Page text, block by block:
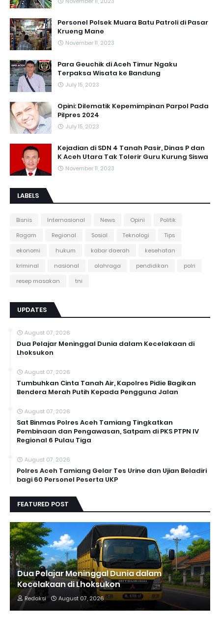
Personel Polsek Muara Batu Patroli di Pasar
Krueng Mane
November 11, 2023
Para Geuchik di Aceh Timur Ngaku
Terpaksa Wisata ke Bandung
July 15, 2023
Opini: Dilematik Kepemimpinan Parpol Pada
Pilpres 2024
July 15, 2023
Kejadian di SDN 4 Tanah Pasir, Dinas P dan
K Aceh Utara Tak Tolerir Guru Kurung Siswa
November 11, 2023
LABELS
Bisnis Internasional News Opini
Politik
Ragam
Regional Sosial Teknologi
Tips
ekonomi
hukum kabar daerah
kesehatan
kriminal
nasional olahraga pendidikan
polri
resep masakan
tni
UPDATES
August 07, 2026
Dua Pelajar Meninggal Dunia dalam Kecelakaan di
Lhoksukon
August 07, 2026
Tumbuhkan Cinta Tanah Air, Kapolres Pidie Bagikan
Bendera Merah Putih Kepada Pengguna Jalan ‎
August 07, 2026
Sat Binmas Polres Aceh Tamiang Tingkatkan
Pembinaan dan Pengawasan, Satpam di PKS PTPN IV
Regional 6 Pulau Tiga
August 07, 2026
Polres Aceh Tamiang Gelar Tes Urine dan Ujian Beladiri
bagi 60 Personel Peserta UKP
FEATURED POST
Dua Pelajar Meninggal Dunia dalam
Kecelakaan di Lhoksukon
Redaksi August 07, 2026